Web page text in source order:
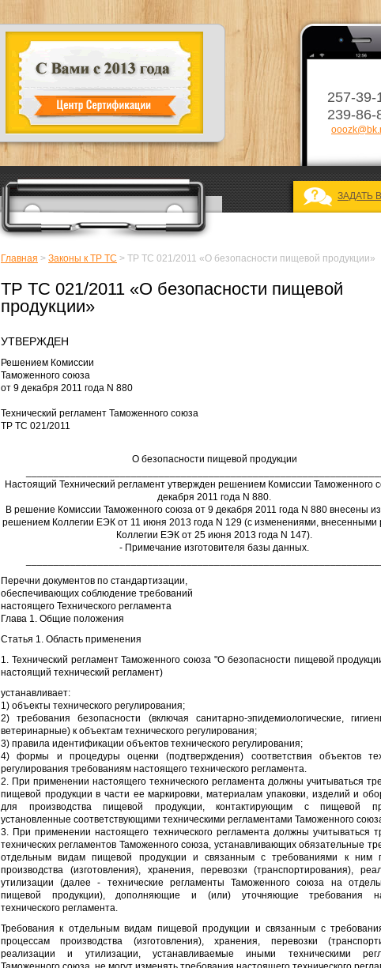
257-39-
239-86-
ЗАДАТЬ
Главная > Законы к ТР ТС > ТР ТС 021/2011 «О безопасности пищевой продукции»
ТР ТС 021/2011 «О безопасности пищевой
продукции»
УТВЕРЖДЕН
Решением Комиссии
Таможенного союза
от 9 декабря 2011 года N 880
Технический регламент Таможенного союза
ТР ТС 021/2011
О безопасности пищевой продукции
Настоящий Технический регламент утвержден решением Комиссии Таможенного
декабря 2011 года N 880.
В решение Комиссии Таможенного союза от 9 декабря 2011 года N 880 внесены
решением Коллегии ЕЭК от 11 июня 2013 года N 129 (с изменениями,
Коллегии ЕЭК от 25 июня 2013 года N 147).
- Примечание изготовителя базы данных.
Перечни документов по стандартизации,
обеспечивающих соблюдение требований
настоящего Технического регламента
Глава 1. Общие положения
Статья 1. Область применения
1. Технический регламент Таможенного союза "О безопасности пищевой
настоящий технический регламент)
устанавливает:
1) объекты технического регулирования;
2) требования безопасности (включая санитарно-эпидемиологические,
ветеринарные) к объектам технического регулирования;
3) правила идентификации объектов технического регулирования;
4) формы и процедуры оценки (подтверждения) соответствия объектов
регулирования требованиям настоящего технического регламента.
2. При применении настоящего технического регламента должны учитываться
пищевой продукции в части ее маркировки, материалам упаковки, изделий и
для производства пищевой продукции, контактирующим с пищевой
установленные соответствующими техническими регламентами Таможенного
3. При применении настоящего технического регламента должны учитываться
технических регламентов Таможенного союза, устанавливающих обязательные
отдельным видам пищевой продукции и связанным с требованиями к ним
производства (изготовления), хранения, перевозки (транспортирования),
утилизации (далее - технические регламенты Таможенного союза на
пищевой продукции), дополняющие и (или) уточняющие требования
технического регламента.
Требования к отдельным видам пищевой продукции и связанным с
процессам производства (изготовления), хранения, перевозки
реализации и утилизации, устанавливаемые иными техническими